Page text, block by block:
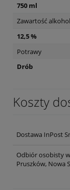
750 ml
Zawartość
12,5 %
Potrawy
Drób
Koszty
Cena nie
Dostawa InPost
Odbiór osobisty
Pruszków, Nowa